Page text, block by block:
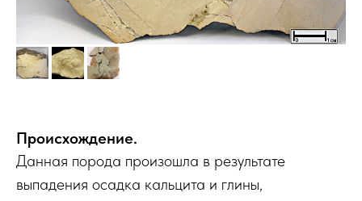
Происхождение.
Данная порода произошла в результате
выпадения осадка кальцита и глины,